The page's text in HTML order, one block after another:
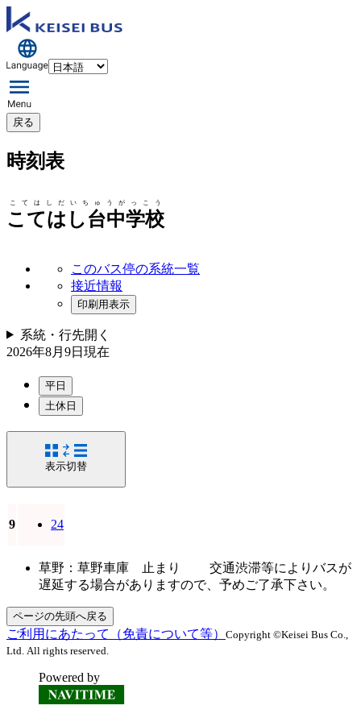
戻る
時刻表
こてはし台中学校
こてはしだいちゅうがっこう
このバス停の系統一覧
接近情報
印刷用表示
系統・行先開く
2026年8月9日 現在
平日
土休日
表示切替
9 24
草野：草野車庫 止まり 交通渋滞等によりバスが
遅延する場合がありますので、予めご了承下さい。
ページの先頭へ戻る
ご利用にあたって（免責について等） Copyright ©Keisei Bus Co.,
Ltd. All rights reserved.
Powered by